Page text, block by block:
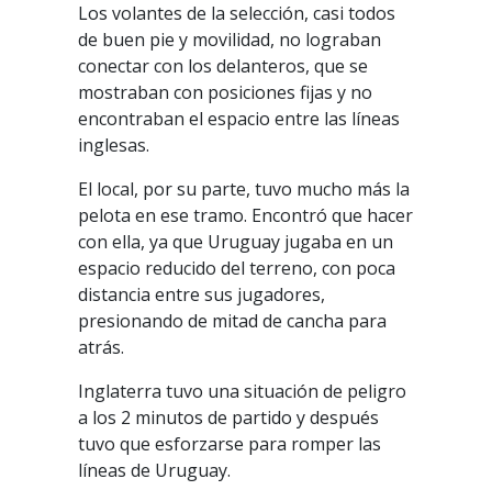
Los volantes de la selección, casi todos
de buen pie y movilidad, no lograban
conectar con los delanteros, que se
mostraban con posiciones fijas y no
encontraban el espacio entre las líneas
inglesas.
El local, por su parte, tuvo mucho más la
pelota en ese tramo. Encontró que hacer
con ella, ya que Uruguay jugaba en un
espacio reducido del terreno, con poca
distancia entre sus jugadores,
presionando de mitad de cancha para
atrás.
Inglaterra tuvo una situación de peligro
a los 2 minutos de partido y después
tuvo que esforzarse para romper las
líneas de Uruguay.